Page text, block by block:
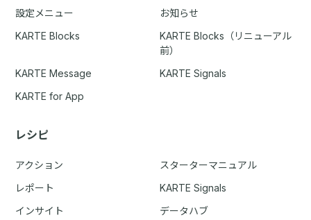
設定メニュー
お知らせ
KARTE Blocks
KARTE Blocks（リニューアル
前）
KARTE Message
KARTE Signals
KARTE for App
レシピ
アクション
スターターマニュアル
レポート
KARTE Signals
インサイト
データハブ